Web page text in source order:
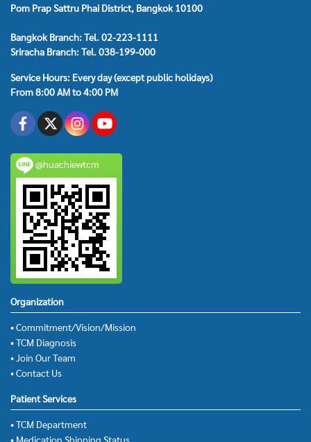
Pom Prap Sattru Phai District, Bangkok 10100
Bangkok Branch: Tel. 02-223-1111
Sriracha Branch: Tel. 038-199-000
Service Hours: Every day (except public holidays)
From 8:00 AM to 4:00 PM
@huachiewtcm
Organization
• Commitment/Vision/Mission
• TCM Diagnosis
• Join Our Team
• Contact Us
Patient Services
• TCM Department
• Medication Shipping Status